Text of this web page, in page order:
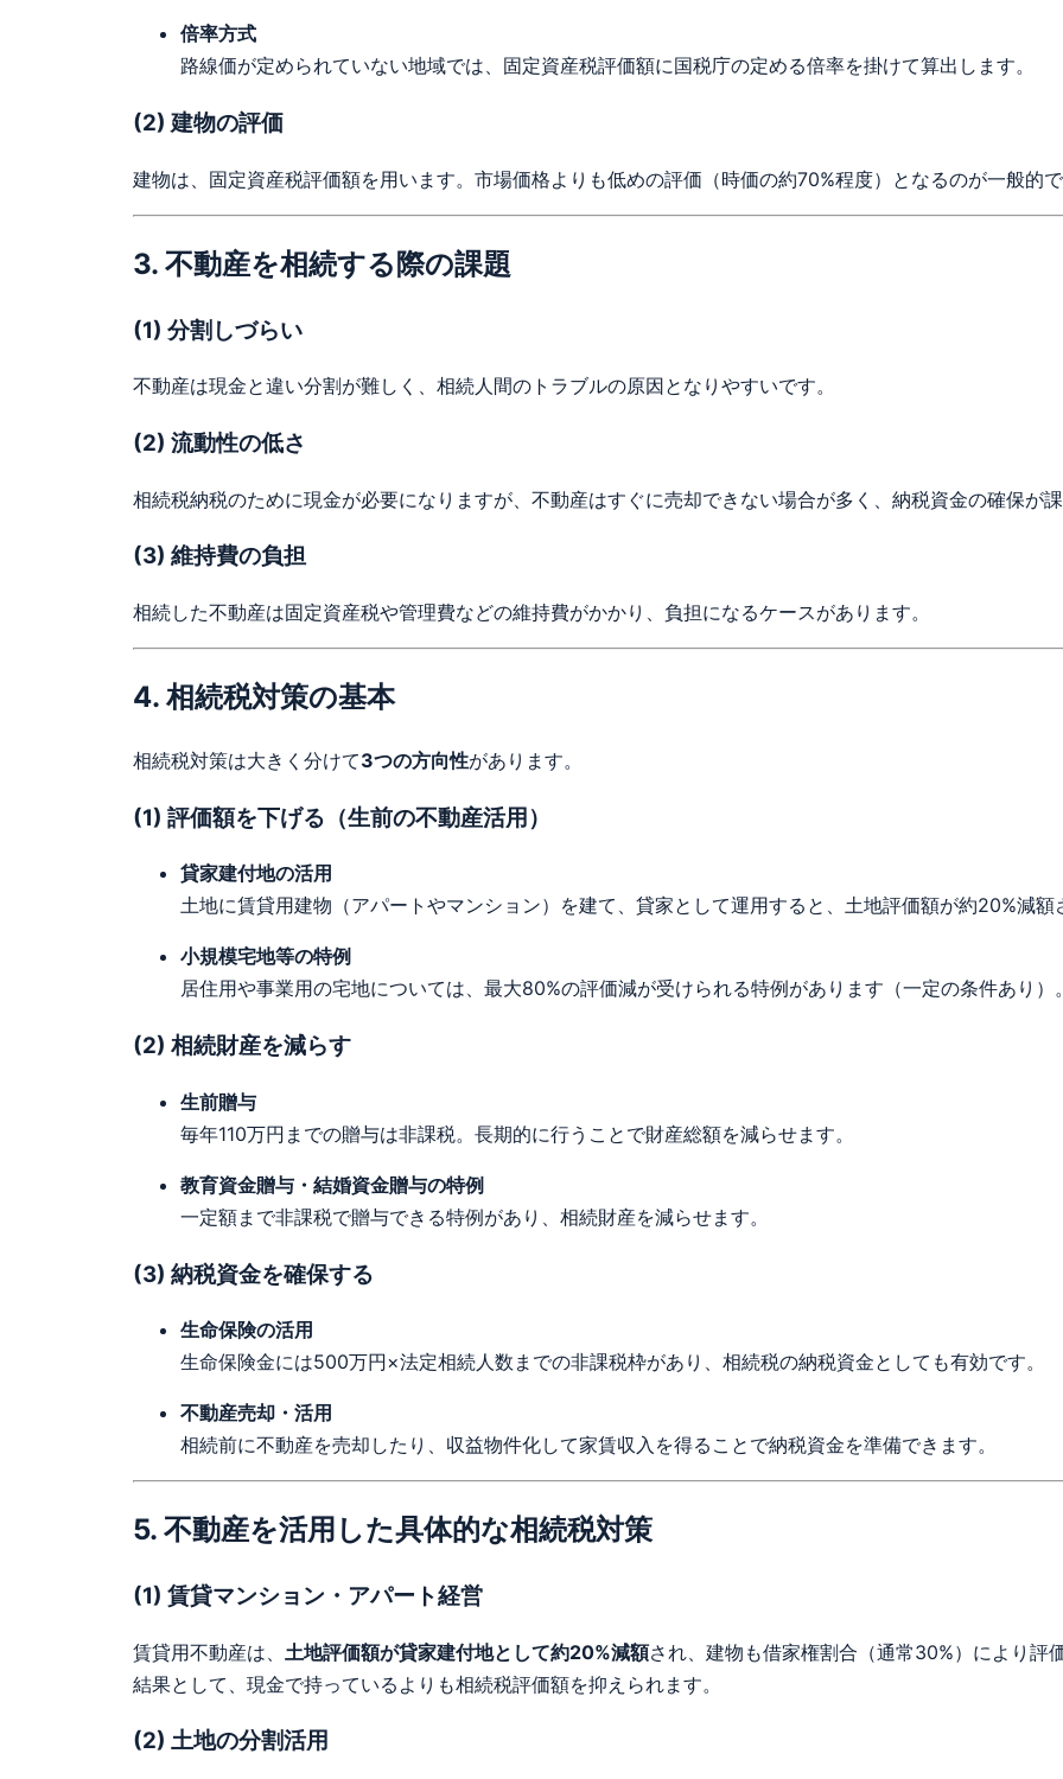
倍率方式
路線価が定められていない地域では、固定資産税評価額に国税庁の定める倍率を掛けて算出します。
(2) 建物の評価
建物は、固定資産税評価額を用います。市場価格よりも低めの評価（時価の約70%程度）となるのが一般的
3. 不動産を相続する際の課題
(1) 分割しづらい
不動産は現金と違い分割が難しく、相続人間のトラブルの原因となりやすいです。
(2) 流動性の低さ
相続税納税のために現金が必要になりますが、不動産はすぐに売却できない場合が多く、納税資金の確保が
(3) 維持費の負担
相続した不動産は固定資産税や管理費などの維持費がかかり、負担になるケースがあります。
4. 相続税対策の基本
相続税対策は大きく分けて3つの方向性があります。
(1) 評価額を下げる（生前の不動産活用）
貸家建付地の活用
土地に賃貸用建物（アパートやマンション）を建て、貸家として運用すると、土地評価額が約20%減額
小規模宅地等の特例
居住用や事業用の宅地については、最大80%の評価減が受けられる特例があります（一定の条件あり）
(2) 相続財産を減らす
生前贈与
毎年110万円までの贈与は非課税。長期的に行うことで財産総額を減らせます。
教育資金贈与・結婚資金贈与の特例
一定額まで非課税で贈与できる特例があり、相続財産を減らせます。
(3) 納税資金を確保する
生命保険の活用
生命保険金には500万円×法定相続人数までの非課税枠があり、相続税の納税資金としても有効です。
不動産売却・活用
相続前に不動産を売却したり、収益物件化して家賃収入を得ることで納税資金を準備できます。
5. 不動産を活用した具体的な相続税対策
(1) 賃貸マンション・アパート経営
賃貸用不動産は、 土地評価額が貸家建付地として約20%減額され、建物も借家権割合（通常30%）により評
結果として、現金で持っているよりも相続税評価額を抑えられます。
(2) 土地の分割活用